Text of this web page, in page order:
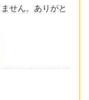
せん。ありがと